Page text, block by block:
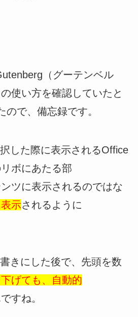
（グーテンベル
使い方を確認していたと
ので、備忘録です。
した際に表示されるOffice
ボにあたる部
ツに表示されるのではな
示されるように
きにした後で、先頭を数
げても、自動的
すね。